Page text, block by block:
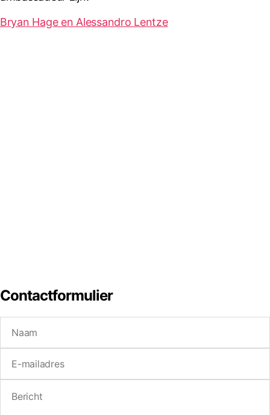
Bryan Hage en Alessandro Lentze
Contactformulier